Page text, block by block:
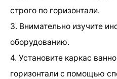
строго по горизонтали.
3. Внимательно изучите
оборудованию.
4. Установите каркас
горизонтали с помощью